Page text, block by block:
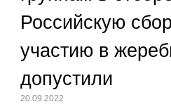
Российскую
участию в
допустили
20.09.2022